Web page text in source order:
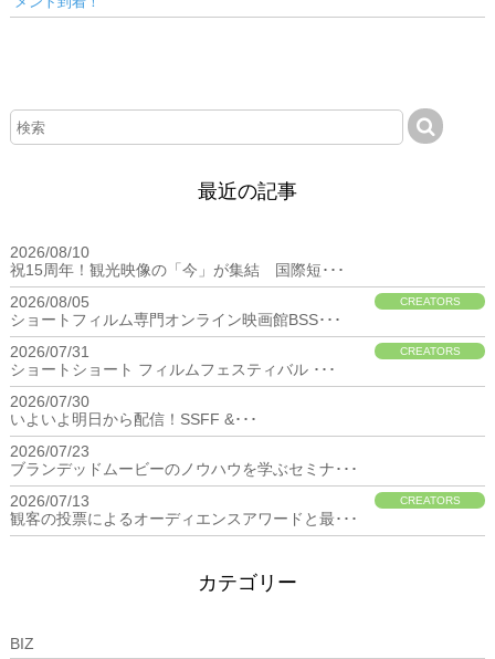
最近の記事
2026/08/10
祝15周年！観光映像の「今」が集結 国際短･･･
2026/08/05
CREATORS
ショートフィルム専門オンライン映画館BSS･･･
2026/07/31
CREATORS
ショートショート フィルムフェスティバル ･･･
2026/07/30
いよいよ明日から配信！SSFF &･･･
2026/07/23
ブランデッドムービーのノウハウを学ぶセミナ･･･
2026/07/13
CREATORS
観客の投票によるオーディエンスアワードと最･･･
カテゴリー
BIZ